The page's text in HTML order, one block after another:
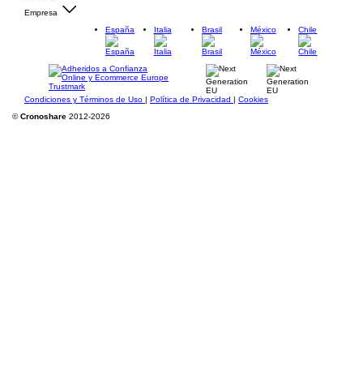
Empresa
España
Italia Brasil México Chile
Condiciones y Términos de Uso | Política de Privacidad | Cookies
©Cronoshare 2012-2026